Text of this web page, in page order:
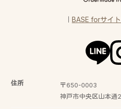
｜ BASE forサイ
住所
〒650-0003
神戸市中央区山本通